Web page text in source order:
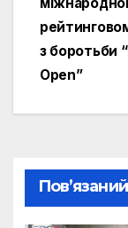
з боротьби
Open”